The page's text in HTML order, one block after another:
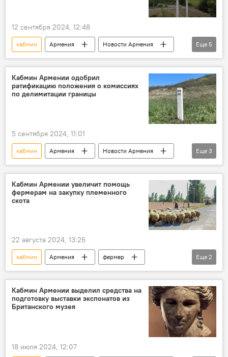
12 сентября 2024, 12:48
кабмин Армения
Новости Армения
Общество
Экономика
финансы
газификация
Киранц
Еще 5
Кабмин Армении одобрил
ратификацию положения о комиссиях
по делимитации границы
5 сентября 2024, 11:01
кабмин Армения
Новости Армения
Политика
делимитация граница
Еще 3
Кабмин Армении увеличит помощь
фермерам на закупку племенного
скота
22 августа 2024, 13:26
кабмин Армения
фермер
Экономика
Новости Армения
Еще 2
Кабмин Армении выделил средства на
подготовку выставки экспонатов из
Британского музея
18 июля 2024, 12:07